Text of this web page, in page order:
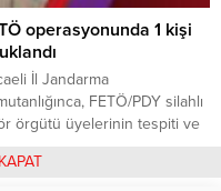
operasyonunda 1 kişi
İl Jandarma
FETÖ/PDY silahlı
örgütü üyelerinin tespiti ve
çalışmalar sonucu, Kartepe
23.04.2022